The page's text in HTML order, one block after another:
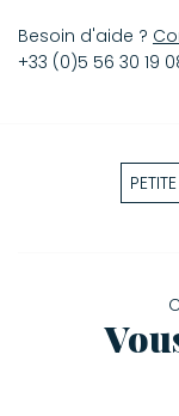
Besoin d'aide ?
+33 (0)5 56 30 19